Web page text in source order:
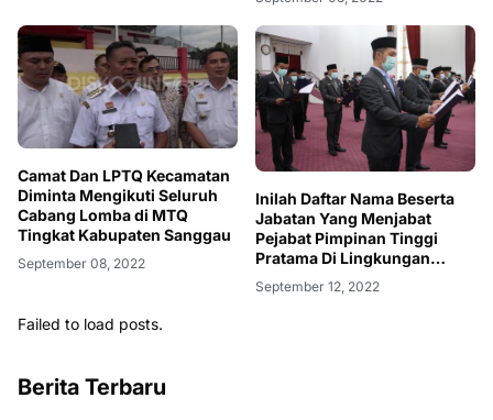
Camat Dan LPTQ Kecamatan
Diminta Mengikuti Seluruh
Cabang Lomba di MTQ
Tingkat Kabupaten Sanggau
September 08, 2022
Inilah Daftar Nama Beserta
Jabatan Yang Menjabat
Pejabat Pimpinan Tinggi
Pratama Di Lingkungan
Pemprov Kalbar
September 12, 2022
Failed to load posts.
Berita Terbaru